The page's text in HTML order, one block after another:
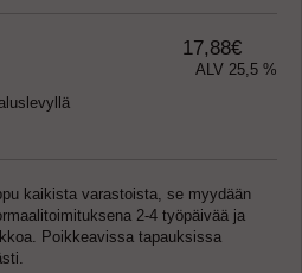
17,88€
ALV 25,5 %
kaikista varastoista, se myydään
2-4 työpäivää ja
Poikkeavissa tapauksissa